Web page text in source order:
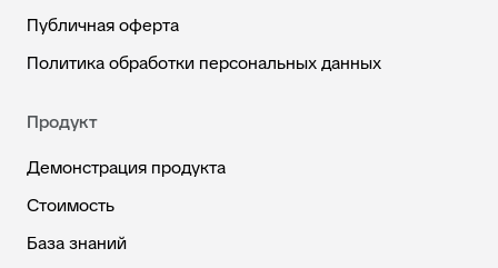
Публичная оферта
Политика обработки персональных данных
Продукт
Демонстрация продукта
Стоимость
База знаний